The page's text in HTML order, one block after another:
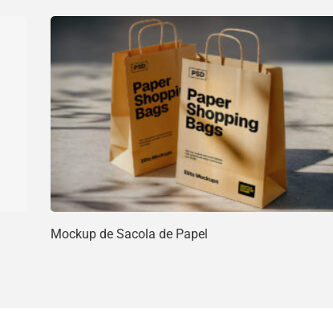
Mockup de Sacola de Papel